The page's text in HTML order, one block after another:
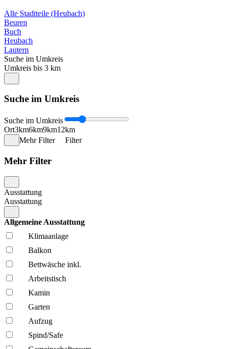
Alle Stadtteile (Heubach)
Beuren
Buch
Heubach
Lautern
Suche im Umkreis
Umkreis bis 3 km
Suche im Umkreis
Suche im Umkreis
Ort3km6km9km12km
Mehr Filter
Filter
Mehr Filter
Ausstattung
Ausstattung
Allgemeine Ausstattung
Klima­anlage
Balkon
Bettwäsche inkl.
Arbeitstisch
Kamin
Garten
Aufzug
Spind/Safe